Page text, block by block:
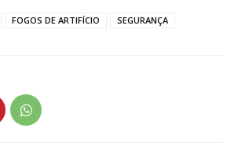
FOGOS DE ARTIFÍCIO SEGURANÇA